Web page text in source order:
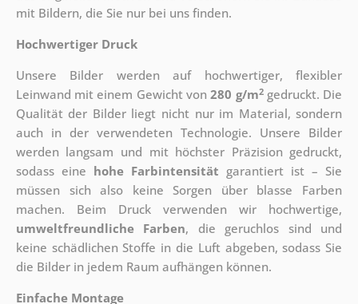
mit Bildern, die Sie nur bei uns finden.
Hochwertiger Druck
Unsere Bilder werden auf hochwertiger, flexibler
Leinwand mit einem Gewicht von280 g/m2gedruckt. Die
Qualität der Bilder liegt nicht nur im Material, sondern
auch in der verwendeten Technologie. Unsere Bilder
werden langsam und mit höchster Präzision gedruckt,
sodass eine hohe Farbintensität garantiert ist – Sie
müssen sich also keine Sorgen über blasse Farben
machen. Beim Druck verwenden wir hochwertige,
umweltfreundliche Farben, die geruchlos sind und
keine schädlichen Stoffe in die Luft abgeben, sodass Sie
die Bilder in jedem Raum aufhängen können.
Einfache Montage